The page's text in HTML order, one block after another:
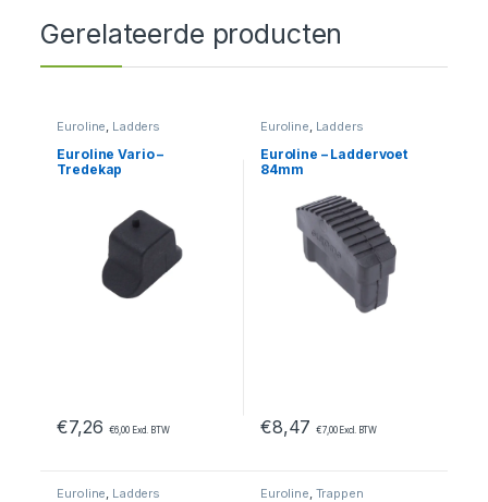
Gerelateerde producten
Euroline, Ladders
Euroline Vario –
Tredekap
€7,26 €6,00Excl. BTW
Euroline, Ladders
Euroline – Laddervoet
84mm
€8,47 €7,00Excl. BTW
Euroline Ladders Euroline Trappen